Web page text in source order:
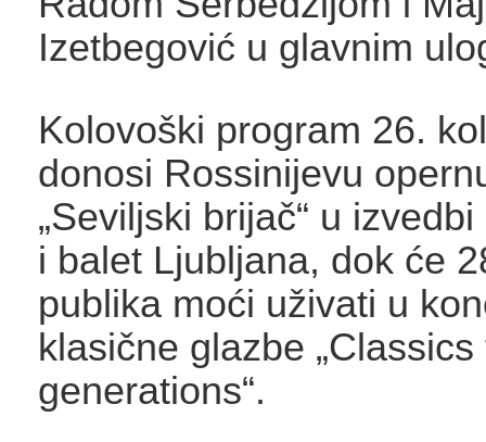
Izetbegović u glavnim
Kolovoški program 26.
donosi Rossinijevu
„Seviljski brijač“ u
i balet Ljubljana, dok će
publika moći uživati u
klasične glazbe
generations“.